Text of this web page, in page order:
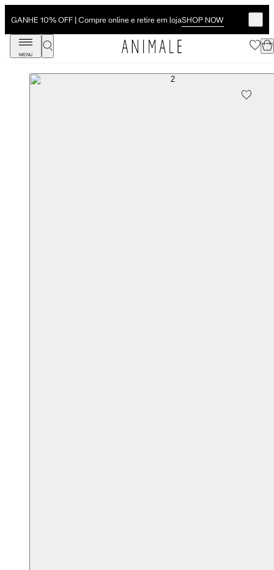
GANHE 10% OFF | Compre online e retire em lojaSHOP NOW
MENU